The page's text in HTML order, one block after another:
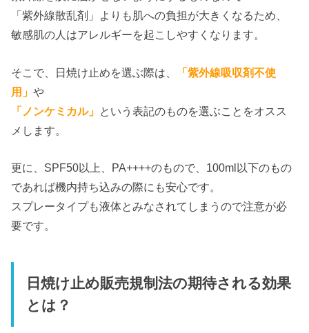
「紫外線散乱剤」よりも肌への負担が大きくなるため、
敏感肌の人はアレルギーを起こしやすくなります。
そこで、日焼け止めを選ぶ際は、
「紫外線吸収剤不使
用」や
「ノンケミカル」 という表記のものを選ぶことをオスス
メします。
更に、SPF50以上、PA++++のもので、100ml以下のもの
であれば機内持ち込みの際にも安心です。
スプレータイプも液体とみなされてしまうので注意が必
要です。
日焼け止め販売規制法の期待される効果
とは？